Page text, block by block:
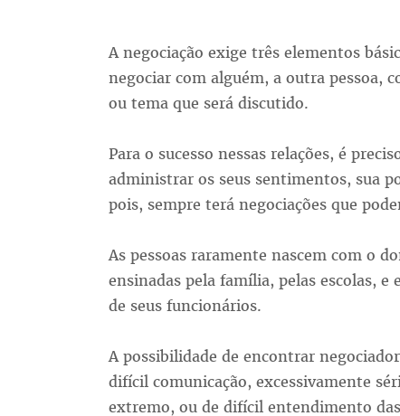
A negociação exige três elementos
negociar com alguém, a outra pessoa,
ou tema que será discutido.
Para o sucesso nessas relações, é
administrar os seus sentimentos, sua
pois, sempre terá negociações que
As pessoas raramente nascem com o
ensinadas pela família, pelas escolas,
de seus funcionários.
A possibilidade de encontrar
difícil comunicação, excessivamente
extremo, ou de difícil entendimento